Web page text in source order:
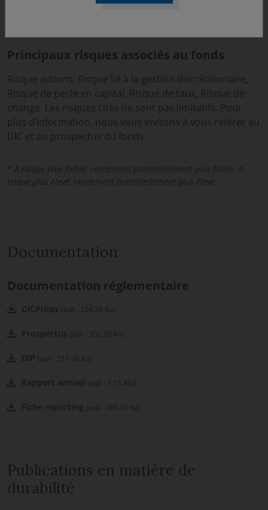
ainsi que des valeurs issues de la déclinaison du PEF,
Principaux risques associés au fonds
Risque actions, Risque lié à la gestion discrétionnaire,
Risque de perte en capital, Risque de taux, Risque de
change. Les risques cités ne sont pas limitatifs. Pour
plus d’information, nous vous invitons à vous référer au
DIC et au prospectus du fonds.
* A risque plus faible, rendement potentiellement plus faible. A
risque plus élevé, rendement potentiellement plus élevé
Documentation
Documentation réglementaire
DICPriips (pdf - 124.38 Ko)
Prospectus (pdf - 332.29 Ko)
DIP (pdf - 317.06 Ko)
Rapport annuel (pdf - 3.15 Mo)
Fiche reporting (pdf - 389.29 Ko)
Publications en matière de
durabilité